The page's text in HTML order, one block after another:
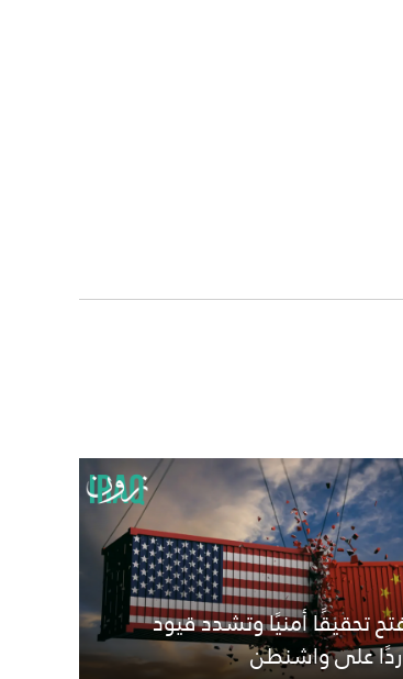
تحقيقًا أمنيًا وتشدد قيود
ردًا على واشنطن